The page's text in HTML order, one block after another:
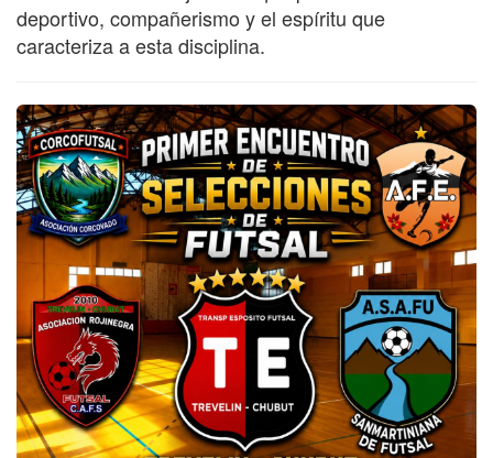
deportivo, compañerismo y el espíritu que
caracteriza a esta disciplina.